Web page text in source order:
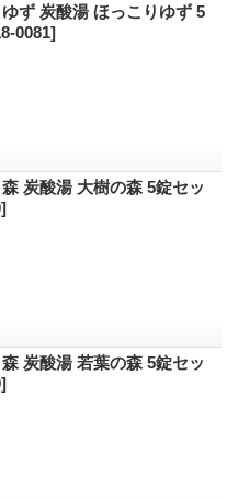
ず 炭酸湯 ほっこりゆず 5
0081]
炭酸湯 大樹の森 5錠セッ
炭酸湯 若葉の森 5錠セッ